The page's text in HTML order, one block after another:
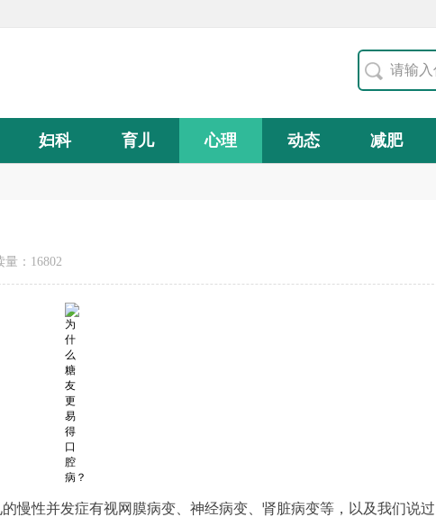
妇科 育儿 心理 动态 减肥
量：16802
慢性并发症有视网膜病变、神经病变、肾脏病变等，以及我们说过